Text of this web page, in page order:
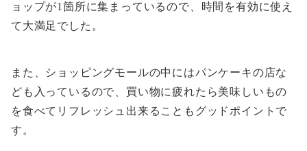
ョップが1箇所に集まっているので、時間を有効に使え
て大満足でした。
また、ショッピングモールの中にはパンケーキの店な
ども入っているので、買い物に疲れたら美味しいもの
を食べてリフレッシュ出来ることもグッドポイントで
す。